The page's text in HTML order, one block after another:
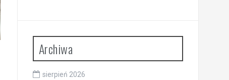
Archiwa
sierpień 2026